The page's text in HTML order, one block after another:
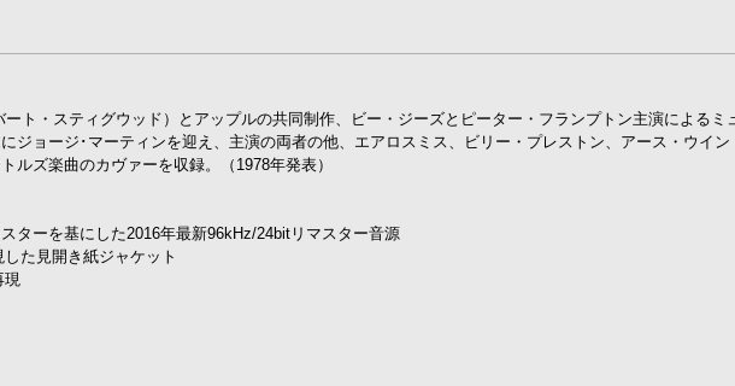
ト・スティグウッド）とアップルの共同制作、ビー・ジーズとピーター・フランプトン主演によるミ
ジョージ･マーティンを迎え、主演の両者の他、エアロスミス、ビリー・プレストン、アース・ウイン
ルズ楽曲のカヴァーを収録。（1978年発表）
ターを基にした2016年最新96kHz/24bitリマスター音源
た見開き紙ジャケット
現